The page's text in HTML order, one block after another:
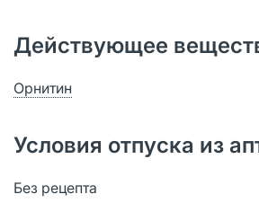
Действующее
Орнитин
Условия отпуска из
Без рецепта